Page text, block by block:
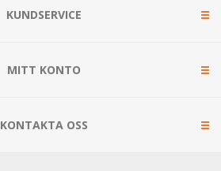
KUNDSERVICE
MITT KONTO
KONTAKTA OSS